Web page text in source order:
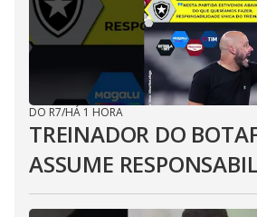
DO R7/HÁ 1 HORA
TREINADOR DO
ASSUME